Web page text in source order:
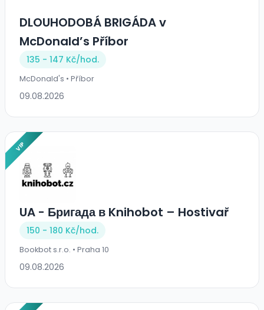
DLOUHODOBÁ BRIGÁDA v
McDonald’s Příbor
135 - 147 Kč/hod.
McDonald's • Příbor
09.08.2026
VIP
UA - Бригада в Knihobot – Hostivař
150 - 180 Kč/hod.
Bookbot s.r.o. • Praha 10
09.08.2026